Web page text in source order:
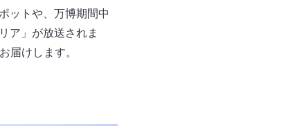
ットや、万博期間中
ア」が放送されま
届けします。